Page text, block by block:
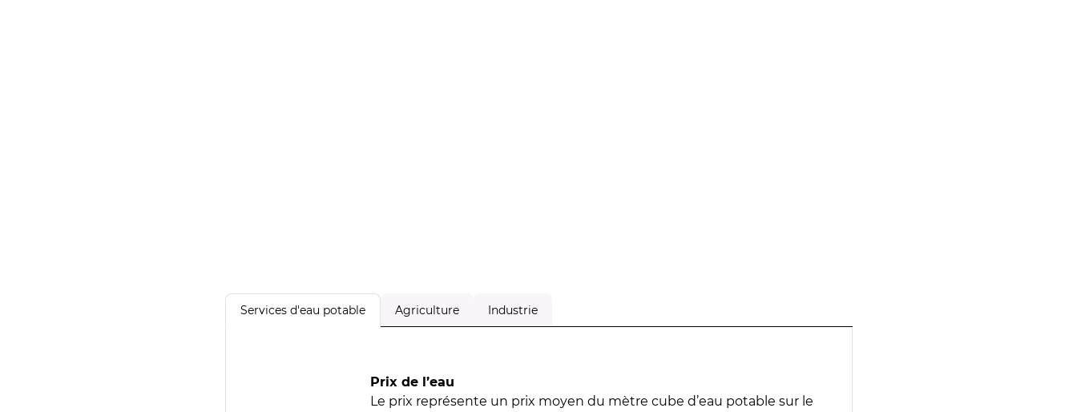
Services d'eau potable Agriculture Industrie
Prix de l’eau
Le prix représente un prix moyen du mètre cube d’eau potable sur le